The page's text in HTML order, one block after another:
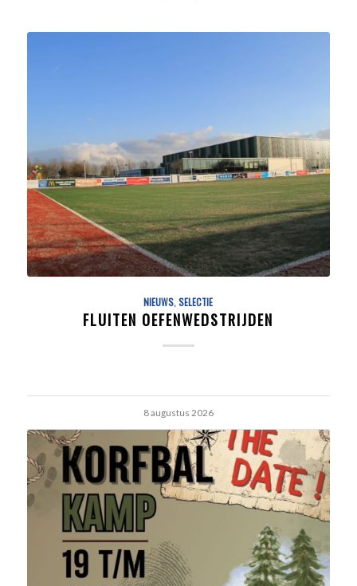
NIEUWS,SELECTIE
FLUITEN OEFENWEDSTRIJDEN
8 augustus 2026